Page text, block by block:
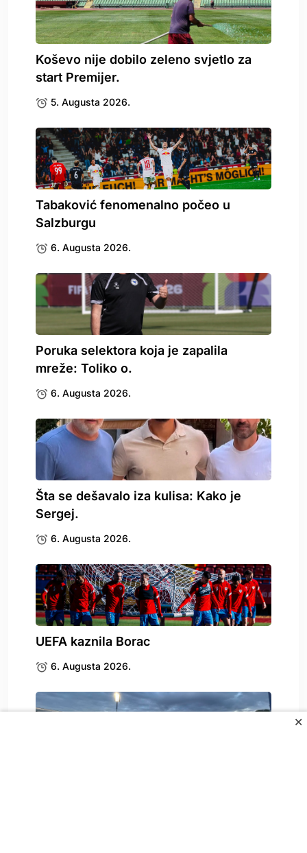
✕
Koševo nije dobilo zeleno svjetlo za
start Premijer.
5. Augusta 2026.
Tabaković fenomenalno počeo u
Salzburgu
6. Augusta 2026.
Poruka selektora koja je zapalila
mreže: Toliko o.
6. Augusta 2026.
Šta se dešavalo iza kulisa: Kako je
Sergej.
6. Augusta 2026.
UEFA kaznila Borac
6. Augusta 2026.